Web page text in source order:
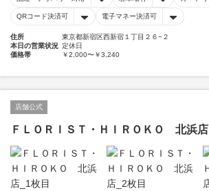
QRコード決済可 電子マネー決済可
住所
東京都新宿区西新宿１丁目２６−２
本日の営業状況 定休日
価格帯
￥2,000〜￥3,240
店舗公式
ＦＬＯＲＩＳＴ・ＨＩＲＯＫＯ 北浜店